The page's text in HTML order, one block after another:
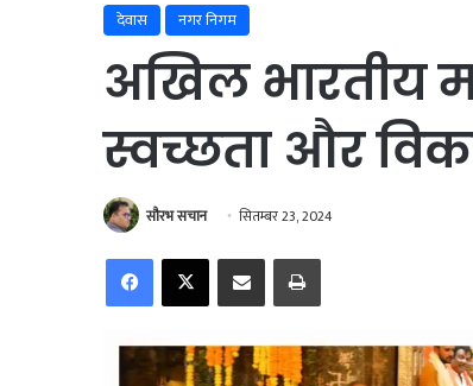
देवास
नगर निगम
अखिल भारतीय
स्वच्छता और
सौरभ सचान सितम्बर 23, 2024
FacebookX Share via Email Print